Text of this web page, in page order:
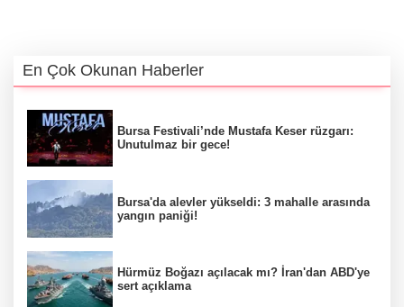
En Çok Okunan Haberler
Bursa Festivali’nde Mustafa Keser rüzgarı:
Unutulmaz bir gece!
Bursa'da alevler yükseldi: 3 mahalle arasında
yangın paniği!
Hürmüz Boğazı açılacak mı? İran'dan ABD'ye
sert açıklama